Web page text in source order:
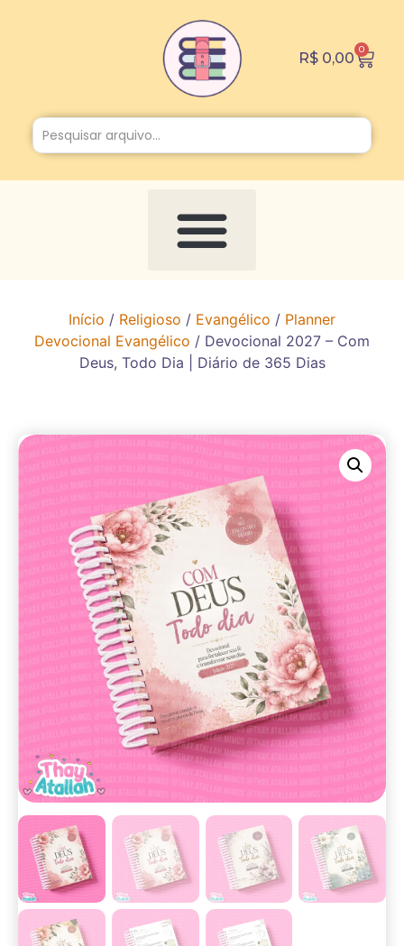
R$ 0,00
0
Início / Religioso / Evangélico / Planner
Devocional Evangélico / Devocional 2027 – Com
Deus, Todo Dia | Diário de 365 Dias